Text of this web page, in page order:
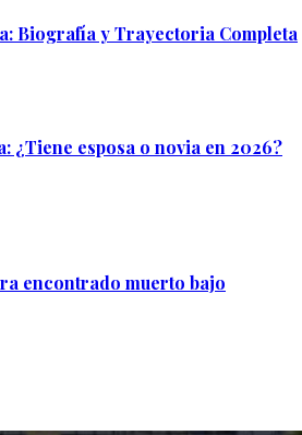
Biografía y Trayectoria Completa
¿Tiene esposa o novia en 2026?
encontrado muerto bajo